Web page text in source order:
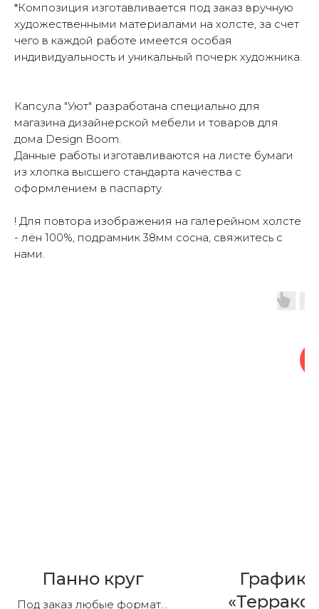
*Композиция изготавливается под заказ вручную
художественными материалами на холсте, за счет
чего в каждой работе имеется особая
индивидуальность и уникальный почерк художника.
Капсула "Уют" разработана специально для
магазина дизайнерской мебели и товаров для
дома Design Boom.
Данные работы изготавливаются на листе бумаги
из хлопка высшего стандарта качества с
оформлением в паспарту.
! Для повтора изображения на галерейном холсте
- лён 100%, подрамник 38мм сосна, свяжитесь с
нами.
Панно круг
Под заказ любые форматы
Графика